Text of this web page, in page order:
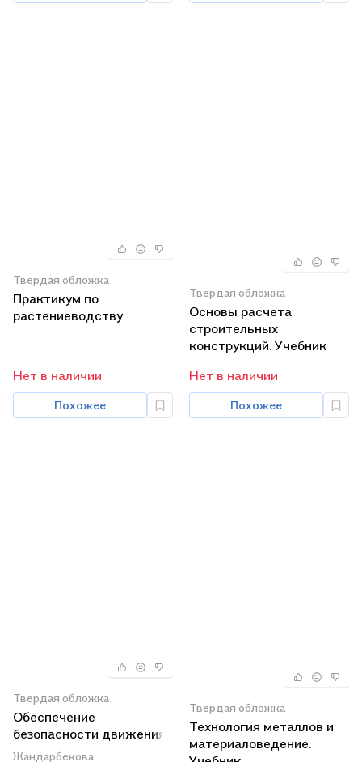
Твердая обложка
Практикум по
растениеводству
Нет в наличии
Похожее
Твердая обложка
Основы расчета
строительных
конструкций. Учебник
Нет в наличии
Похожее
Твердая обложка
Обеспечение
безопасности движения
на транспорте. Учебное
Жандарбекова
Твердая обложка
Технология металлов и
материаловедение.